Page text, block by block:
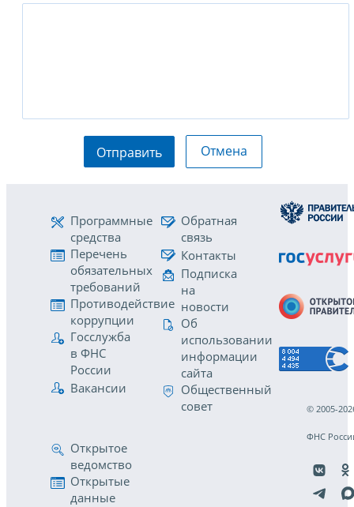
Отправить Отмена
Программные
средства
Перечень
обязательных
требований
Противодействие
коррупции
Госслужба
в ФНС
России
Вакансии
Обратная
связь
Контакты
Подписка
на
новости
Об
использовании
информации
сайта
Общественный
совет
Открытое
ведомство
Открытые
данные
© 2005-
ФНС